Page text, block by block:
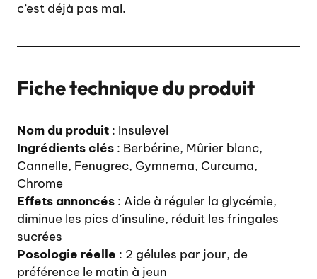
c’est déjà pas mal.
Fiche technique du produit
Nom du produit : Insulevel
Ingrédients clés : Berbérine, Mûrier blanc,
Cannelle, Fenugrec, Gymnema, Curcuma,
Chrome
Effets annoncés : Aide à réguler la glycémie,
diminue les pics d’insuline, réduit les fringales
sucrées
Posologie réelle : 2 gélules par jour, de
préférence le matin à jeun